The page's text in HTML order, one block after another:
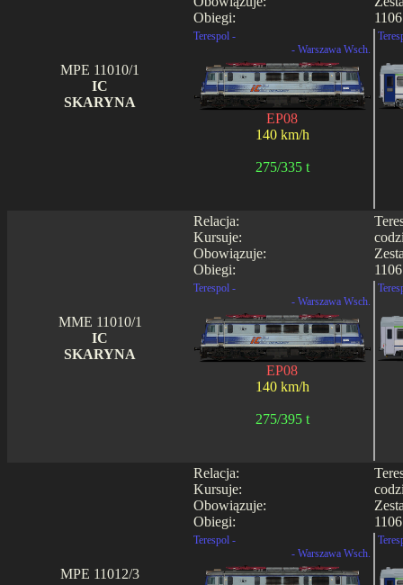
Obiegi:
MPE 11010/1
IC
SKARYNA
Terespol -
- Warszawa Wsch.
EP08
140 km/h
275/335 t
Relacja:
Kursuje:
Obowiązuje:
Obiegi:
MME 11010/1
IC
SKARYNA
Terespol -
- Warszawa Wsch.
EP08
140 km/h
275/395 t
Relacja:
Kursuje:
Obowiązuje:
Obiegi:
MPE 11012/3
Terespol -
- Warszawa Wsch.